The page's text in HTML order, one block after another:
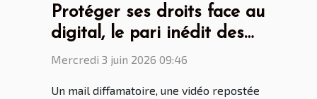
Protéger ses droits face au
digital, le pari inédit des
huissiers de justice
Mercredi 3 juin 2026 09:46
Un mail diffamatoire, une vidéo repostée